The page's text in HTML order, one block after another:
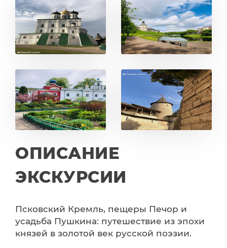
ОПИСАНИЕ
ЭКСКУРСИИ
Псковский Кремль, пещеры Печор и
усадьба Пушкина: путешествие из эпохи
князей в золотой век русской поэзии.